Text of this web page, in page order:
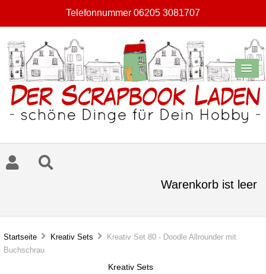
Telefonnummer 06205 3081707
Warenkorb ist leer
Startseite Kreativ Sets
Kreativ Set 80 - Doodle Allrounder mit
Buchschrau
Kreativ Sets